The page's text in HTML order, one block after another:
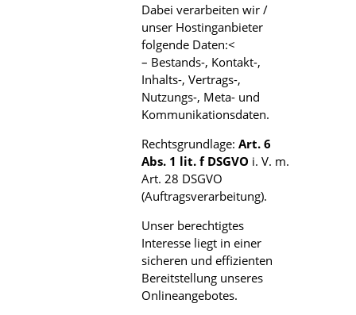
Dabei verarbeiten wir /
unser Hostinganbieter
folgende Daten:<
– Bestands-, Kontakt-,
Inhalts-, Vertrags-,
Nutzungs-, Meta- und
Kommunikationsdaten.
Rechtsgrundlage: Art. 6
Abs. 1 lit. f DSGVO i. V. m.
Art. 28 DSGVO
(Auftragsverarbeitung).
Unser berechtigtes
Interesse liegt in einer
sicheren und effizienten
Bereitstellung unseres
Onlineangebotes.